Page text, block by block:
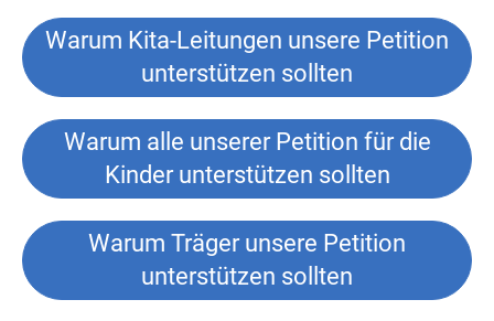
Warum Kita-Leitungen unsere Petition
unterstützen sollten
Warum alle unserer Petition für die
Kinder unterstützen sollten
Warum Träger unsere Petition
unterstützen sollten